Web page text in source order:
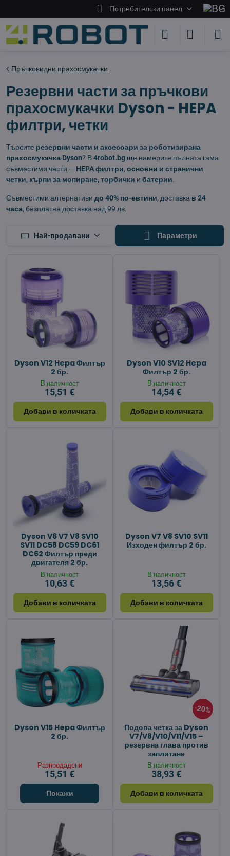
Потребителски панел
Пръчковидни прахосмукачки
Резервни части за пръчкови
прахосмукачки Dyson - HEPA
филтри, четки
Търсите резервни части и аксесоари за роботизирана
прахосмукачка Dyson? В4robot.bg ще намерите пълната гама
съвместими части — HEPA филтри, основни и странични
четки, кърпи за мопиране, торбички и батерии.
Съвместими алтернативи до 40% по-евтини, доставка в 24
часа, безплатна доставка над 99 лв.
Най-продавани Параметри
Dyson V12 Hepa Филтър
2 бр.
В наличност
15,51 €
Добави в количката
Dyson V10 SV12 Hepa
Филтър 2 бр.
В наличност
14,54 €
Добави в количката
Dyson V6 V7 V8 SV10
SV11 DC58 DC59 DC61
DC62 Филтър преди
двигателя 2 бр.
В наличност
10,63 €
Добави в количката
Dyson V7 V8 SV10 SV11
Изходен филтър 2 бр.
В наличност
13,56 €
Добави в количката
Dyson V15 Hepa Филтър
2 бр.
Разпродадени
15,51 €
Покажи
20%
Подова четка за Dyson
V7/V8/V10/V11/V15 –
резервна глава против
заплитане
В наличност
38,93 €
Добави в количката